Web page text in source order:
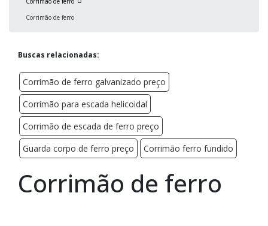
Corrimão de ferro
Buscas relacionadas:
Corrimão de ferro galvanizado preço
Corrimão para escada helicoidal
Corrimão de escada de ferro preço
Guarda corpo de ferro preço
Corrimão ferro fundido
Corrimão de ferro